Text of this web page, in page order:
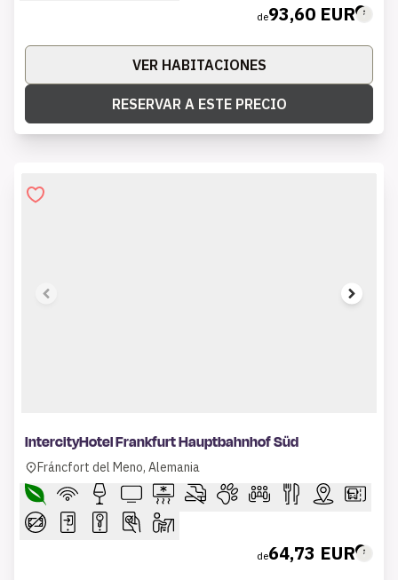
de93,60 EUR
VER HABITACIONES
RESERVAR A ESTE PRECIO
IntercityHotel Frankfurt Hauptbahnhof Süd
Fráncfort del Meno, Alemania
de64,73 EUR